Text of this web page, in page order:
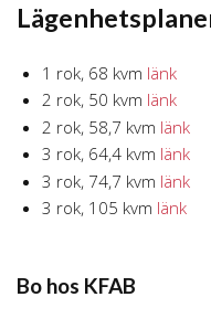
Bo hos KFAB
1 rok, 68 kvm länk
2 rok, 50 kvm länk
2 rok, 58,7 kvm länk
3 rok, 64,4 kvm länk
3 rok, 74,7 kvm länk
3 rok, 105 kvm länk